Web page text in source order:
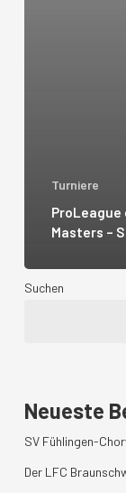
Turniere
ProLeague
Masters –
Suchen
Neueste
SV Fühlingen-
Der LFC